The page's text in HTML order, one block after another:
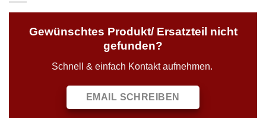
Gewünschtes Produkt/ Ersatzteil nicht
gefunden?
Schnell & einfach Kontakt aufnehmen.
EMAIL SCHREIBEN